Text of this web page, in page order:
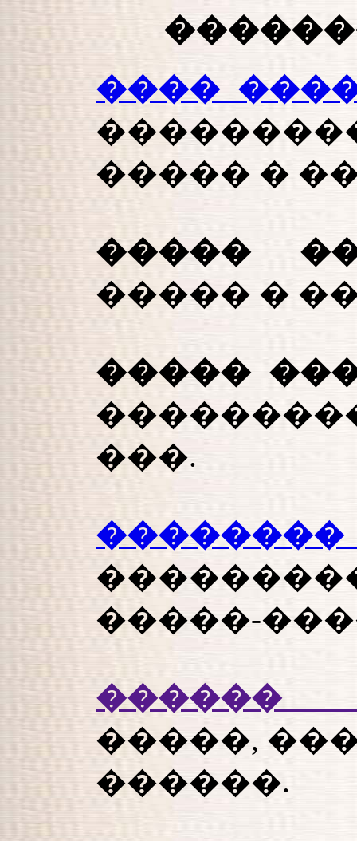
����
����� �
�����
����� �
�����
���.
�����-
������
�����,
������.